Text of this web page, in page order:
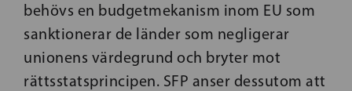
behövs en budgetmekanism inom EU som
sanktionerar de länder som negligerar
unionens värdegrund och bryter mot
rättsstatsprincipen. SFP anser dessutom att